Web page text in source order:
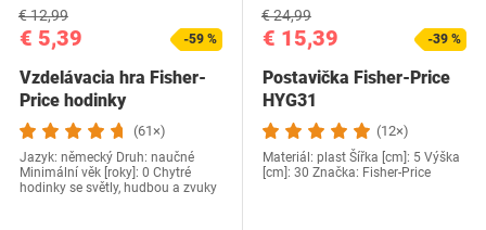
€ 5,39
€ 12,99
-59 %
Vzdelávacia hra Fisher-
Price hodinky
(61×)
Jazyk: německý Druh: naučné
Minimální věk [roky]: 0 Chytré
hodinky se světly, hudbou a zvuky
€ 15,39
€ 24,99
-39 %
Postavička Fisher-Price
HYG31
(12×)
Materiál: plast Šířka [cm]: 5 Výška
[cm]: 30 Značka: Fisher-Price